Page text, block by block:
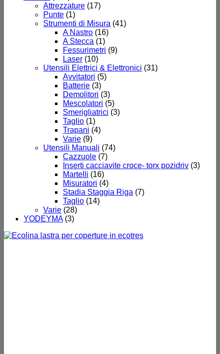
Attrezzature (17)
Punte (1)
Strumenti di Misura (41)
A Nastro (16)
A Stecca (1)
Fessurimetri (9)
Laser (10)
Utensili Elettrici & Elettronici (31)
Avvitatori (5)
Batterie (3)
Demolitori (3)
Mescolatori (5)
Smerigliatrici (3)
Taglio (1)
Trapani (4)
Varie (9)
Utensili Manuali (74)
Cazzuole (7)
Inserti cacciavite croce- torx pozidriv (3)
Martelli (16)
Misuratori (4)
Stadia Staggia Riga (7)
Taglio (14)
Varie (28)
YODEYMA (3)